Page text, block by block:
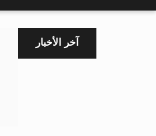
آخر الأخبار